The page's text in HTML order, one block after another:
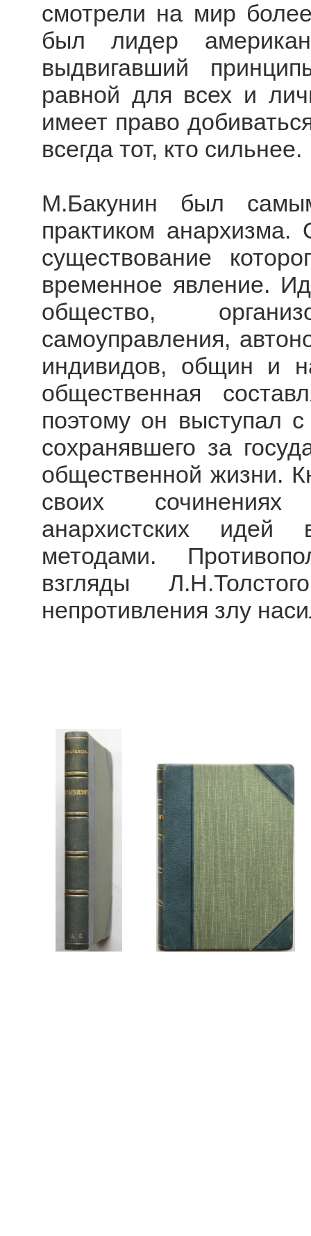
смотрели на мир
был лидер
выдвигавший
равной для всех и
имеет право
всегда тот, кто сильнее.
М.Бакунин был
практиком анархизма.
существование
временное явление.
общество,
самоуправления,
индивидов, общин и
общественная
поэтому он выступал
сохранявшего за
общественной жизни.
своих сочинениях
анархистских
методами.
взгляды
непротивления злу